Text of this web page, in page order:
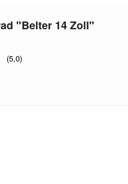
"Belter 14 Zoll"
(5,0)